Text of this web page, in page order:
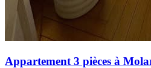
Appartement 3 pièces à